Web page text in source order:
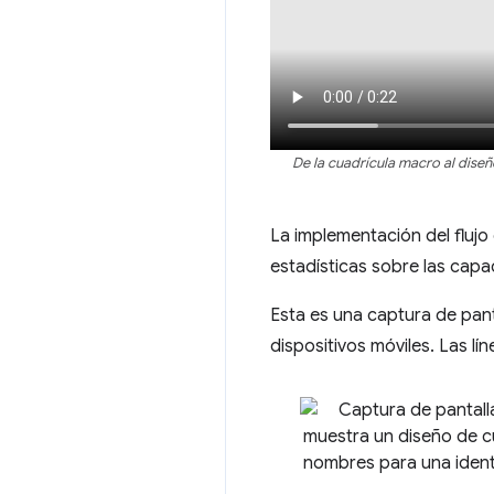
De la cuadrícula macro al
La implementación del
estadísticas sobre las
Esta es una captura de
dispositivos móviles. Las